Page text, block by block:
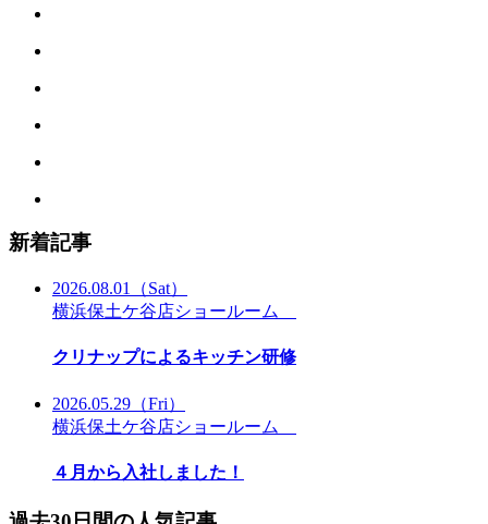
新着記事
2026.08.01
（Sat）
横浜保土ケ谷店ショールーム
クリナップによるキッチン研修
2026.05.29 （Fri）
横浜保土ケ谷店ショールーム
４月から入社しました！